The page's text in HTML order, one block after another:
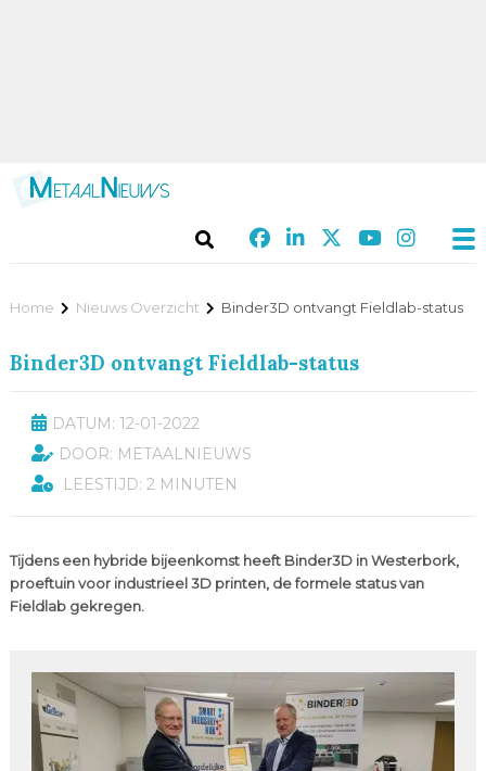
Home Nieuws Overzicht Binder3D ontvangt Fieldlab-status
Binder3D ontvangt Fieldlab-status
DATUM: 12-01-2022
DOOR: METAALNIEUWS
LEESTIJD: 2 MINUTEN
Tijdens een hybride bijeenkomst heeft Binder3D in Westerbork,
proeftuin voor industrieel 3D printen, de formele status van
Fieldlab gekregen.